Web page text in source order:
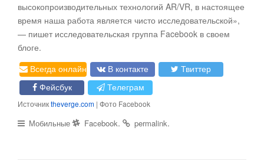
высокопроизводительных технологий AR/VR, в настоящее
время наша работа является чисто исследовательской»,
— пишет исследовательская группа Facebook в своем
блоге.
Всегда онлайн
В контакте
Твиттер
Фейсбук
Телеграм
Источникtheverge.com | Фото Facebook
Мобильные Facebook. permalink.